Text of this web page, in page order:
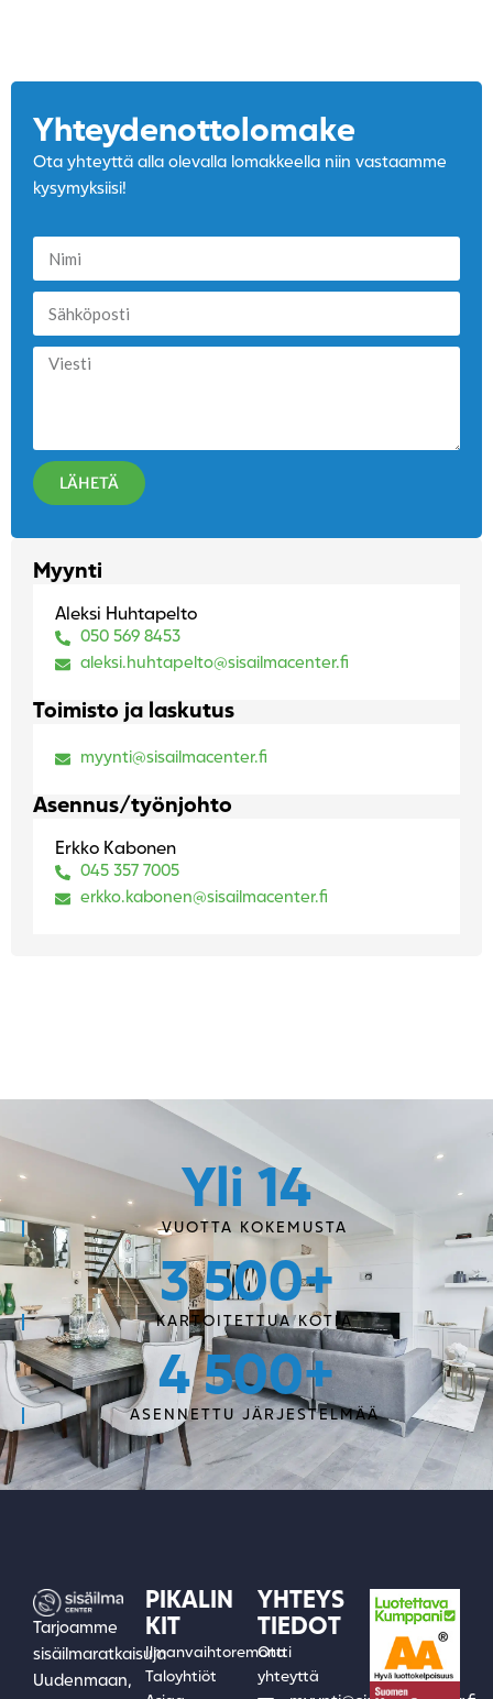
Yhteydenotto­lomake
Ota yhteyttä alla olevalla lomakkeella niin vastaamme
kysymyksiisi!
LÄHETÄ
Myynti
Aleksi Huhtapelto
050 569 8453
aleksi.huhtapelto@sisailmacenter.fi
Toimisto ja laskutus
myynti@sisailmacenter.fi
Asennus/työnjohto
Erkko Kabonen
045 357 7005
erkko.kabonen@sisailmacenter.fi
Yli 14
VUOTTA KOKEMUSTA
3 500+
KARTOITETTUA KOTIA
4 500+
ASENNETTU JÄRJESTELMÄÄ
Tarjoamme
sisäilmaratkaisuja
Uudenmaan,
PIKALIN
KIT
Ilmanvaihtoremontti
Taloyhtiöt
YHTEYS
TIEDOT
Ota
yhteyttä